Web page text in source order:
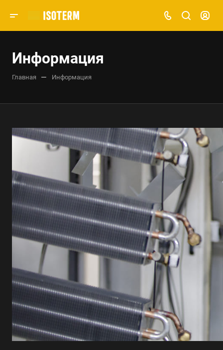
Информация
Главная — Информация